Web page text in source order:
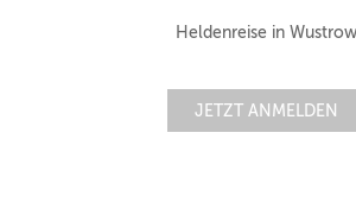
Heldenreise in Wustrow
JETZT ANMELDEN